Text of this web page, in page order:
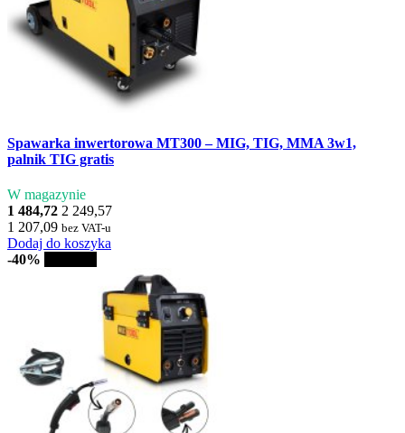
Spawarka inwertorowa MT300 – MIG, TIG, MMA 3w1,
palnik TIG gratis
W magazynie
1 484,72 2 249,57
1 207,09 bez VAT-u
Dodaj do koszyka
-40%